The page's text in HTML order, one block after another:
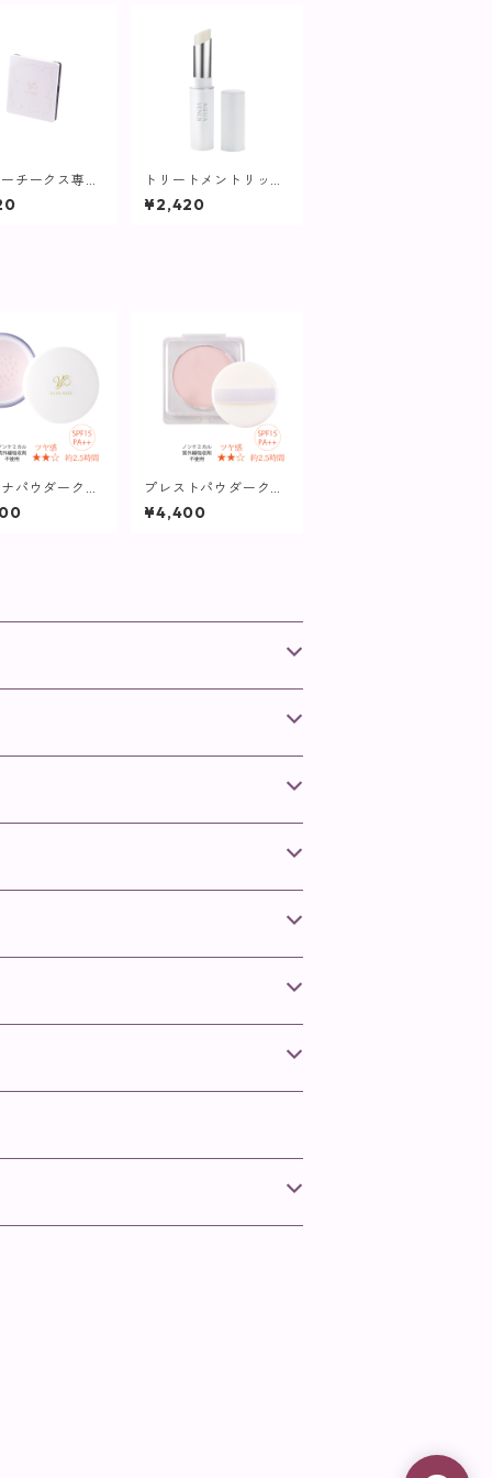
チークス専用
トケース【ヴ
ツ】
トリートメントリップ
【唇の美容液】
¥2,420
パウダークリ
パフ付き)
ランツ】
プレストパウダークリ
スタル(リフィル)10g
(パフ付き)【ヴィプラ
¥4,400